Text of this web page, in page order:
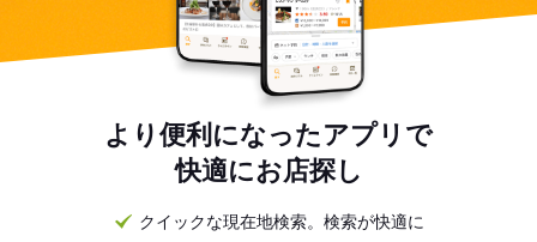
より便利になったアプリで
快適にお店探し
クイックな現在地検索。検索が快適に